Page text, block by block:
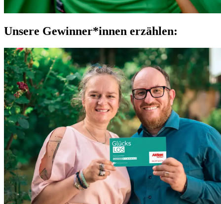
Unsere Gewinner*innen erzählen: